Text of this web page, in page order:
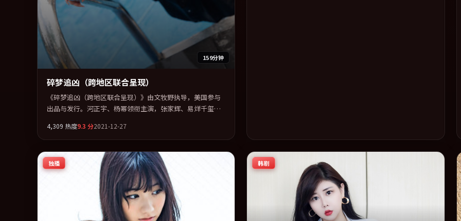
159分钟
碎梦追凶（跨地区联合呈现）
《碎梦追凶（跨地区联合呈现）》由文牧野执导，美国参与
出品与发行。河正宇、杨幂领衔主演，张家辉、易烊千玺、
虑的隐喻表达。全片以「剧情」类型为骨架，在叙事、表演
与视听上力求统一。定于 2021-08-26 在内地院线及主流平台
同步亮相，2021 年度话题片中口碑稳健，适合喜欢强情节与
人物弧光的观众完整观看。
4,309 热度9.3 分2021-12-27
独播 韩剧